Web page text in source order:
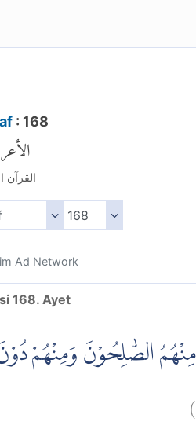
: 168
القرآن
Ad Network
168. Ayet
الصّٰلِحُوْنَ وَمِنْهُمْ
)